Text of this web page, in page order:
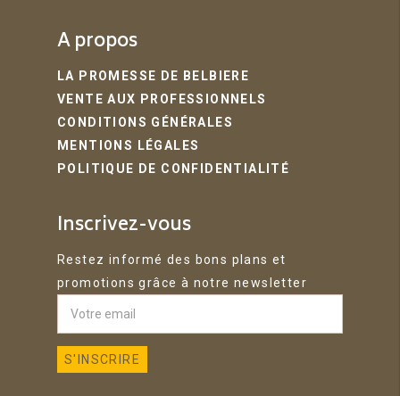
A propos
LA PROMESSE DE BELBIERE
VENTE AUX PROFESSIONNELS
CONDITIONS GÉNÉRALES
MENTIONS LÉGALES
POLITIQUE DE CONFIDENTIALITÉ
Inscrivez-vous
Restez informé des bons plans et
promotions grâce à notre newsletter